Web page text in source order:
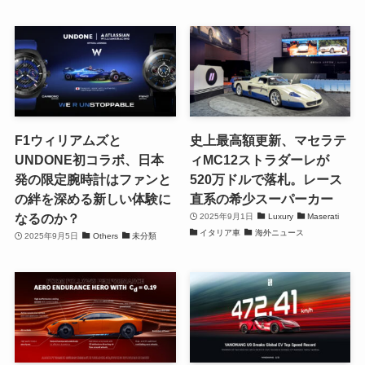
F1ウィリアムズと
UNDONE初コラボ、日本
発の限定腕時計はファンと
の絆を深める新しい体験に
なるのか？
2025年9月5日 Others 未分類
史上最高額更新、マセラテ
ィMC12ストラダーレが
520万ドルで落札。レース
直系の希少スーパーカー
2025年9月1日 Luxury
Maserati
イタリア車
海外ニュース